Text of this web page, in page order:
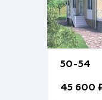
50-54
45 600